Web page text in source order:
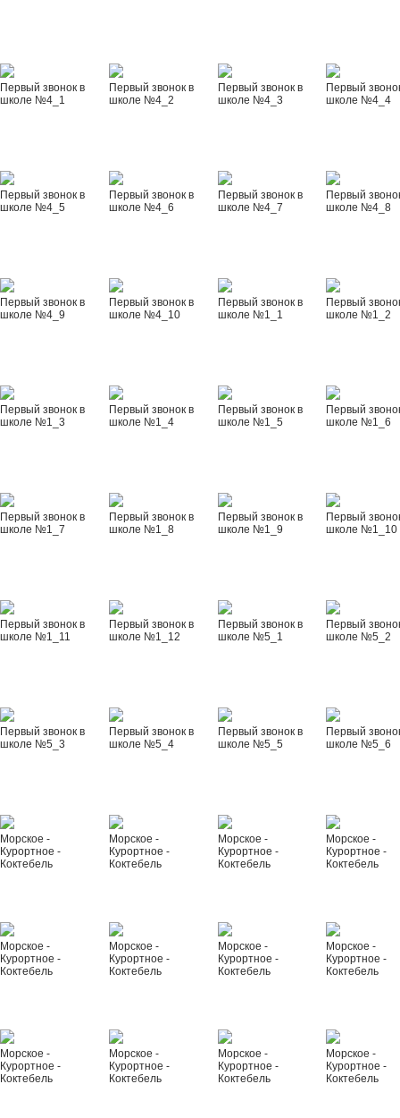
Первый звонок в
школе №4_1
Первый звонок в
школе №4_2
Первый звонок в
школе №4_3
Первый
школе №4_4
Первый звонок в
школе №4_5
Первый звонок в
школе №4_6
Первый звонок в
школе №4_7
Первый
школе №4_8
Первый звонок в
школе №4_9
Первый звонок в
школе №4_10
Первый звонок в
школе №1_1
Первый
школе №1_2
Первый звонок в
школе №1_3
Первый звонок в
школе №1_4
Первый звонок в
школе №1_5
Первый
школе №1_6
Первый звонок в
школе №1_7
Первый звонок в
школе №1_8
Первый звонок в
школе №1_9
Первый
школе №1_10
Первый звонок в
школе №1_11
Первый звонок в
школе №1_12
Первый звонок в
школе №5_1
Первый
школе №5_2
Первый звонок в
школе №5_3
Первый звонок в
школе №5_4
Первый звонок в
школе №5_5
Первый
школе №5_6
Морское -
Курортное -
Коктебель
Морское -
Курортное -
Коктебель
Морское -
Курортное -
Коктебель
Морское -
Курортное -
Коктебель
Морское -
Курортное -
Коктебель
Морское -
Курортное -
Коктебель
Морское -
Курортное -
Коктебель
Морское -
Курортное -
Коктебель
Морское -
Курортное -
Коктебель
Морское -
Курортное -
Коктебель
Морское -
Курортное -
Коктебель
Морское -
Курортное -
Коктебель